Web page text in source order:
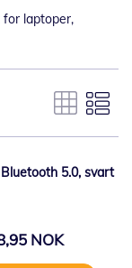
for laptoper,
5.0, svart
NOK